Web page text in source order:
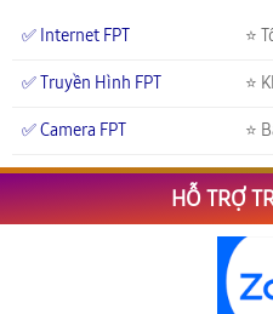
✅ Internet FPT ⭐
✅ Truyền Hình FPT ⭐
✅ Camera FPT ⭐
HỖ TRỢ